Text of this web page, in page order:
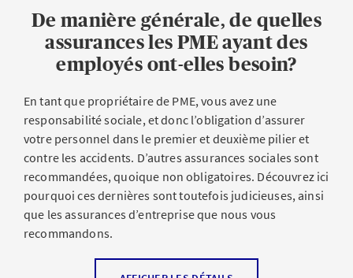
De manière générale, de quelles
assurances les PME ayant des
employés ont-elles besoin?
En tant que propriétaire de PME, vous avez une
responsabilité sociale, et donc l’obligation d’assurer
votre personnel dans le premier et deuxième pilier et
contre les accidents. D’autres assurances sociales sont
recommandées, quoique non obligatoires. Découvrez ici
pourquoi ces dernières sont toutefois judicieuses, ainsi
que les assurances d’entreprise que nous vous
recommandons.